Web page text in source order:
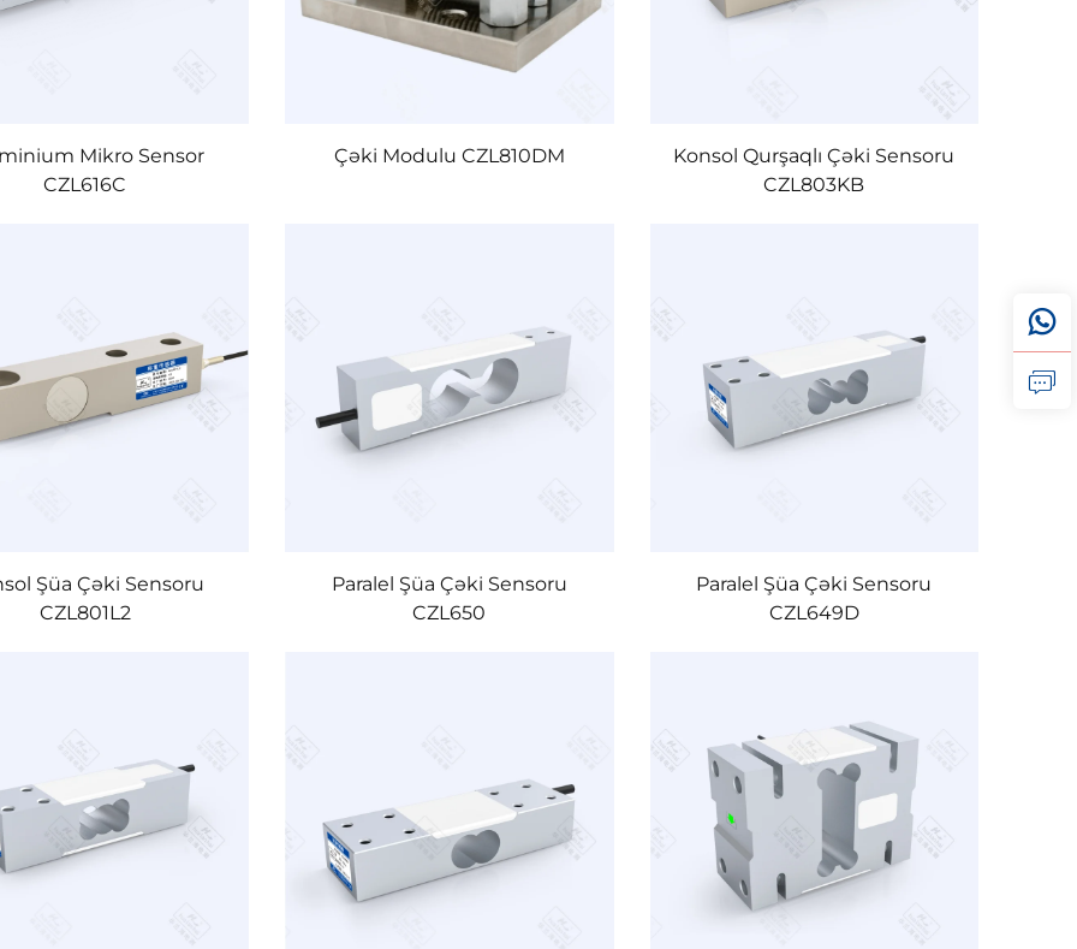
Mikro Sensor
CZL616C
Çəki Modulu CZL810DM
Konsol Qurşaqlı Çəki Sensoru
CZL803KB
Şüa Çəki Sensoru
CZL801L2
Paralel Şüa Çəki Sensoru
CZL650
Paralel Şüa Çəki Sensoru
CZL649D